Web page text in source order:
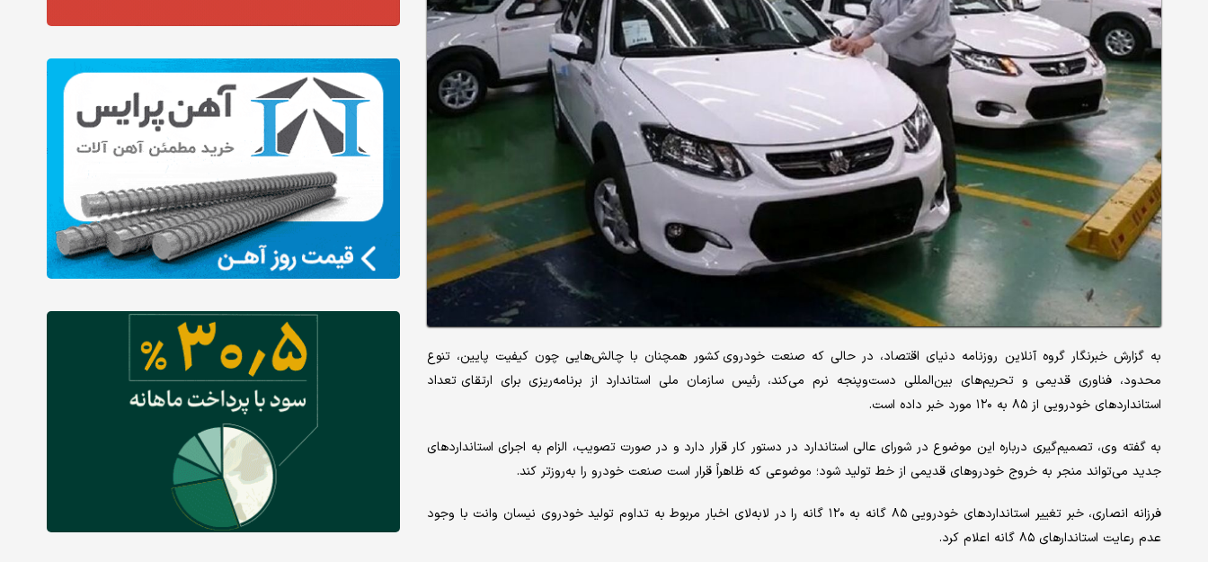
به گزارش خبرنگار گروه آنلاین روزنامه دنیای اقتصاد، در حالی که صنعت خودروی کشور همچنان با چالش‌هایی چون کیفیت پایین، تنوع
محدود، فناوری قدیمی و تحریم‌های بین‌المللی دست‌وپنجه نرم می‌کند، رئیس سازمان ملی استاندارد از برنامه‌ریزی برای ارتقای تعداد
استانداردهای خودرویی از ۸۵ به ۱۲۰ مورد خبر داده است.
به گفته وی، تصمیم‌گیری درباره این موضوع در شورای عالی استاندارد در دستور کار قرار دارد و در صورت تصویب، الزام به اجرای استانداردهای
جدید می‌تواند منجر به خروج خودروهای قدیمی‌ از خط تولید شود؛ موضوعی که ظاهراً قرار است صنعت خودرو را به‌روزتر کند.
فرزانه انصاری، خبر تغییر استانداردهای خودرویی ۸۵ گانه به ۱۲۰ گانه را در لابه‌لای اخبار مربوط به تداوم تولید خودروی نیسان وانت با وجود
عدم رعایت استاندارهای ۸۵ گانه اعلام کرد.